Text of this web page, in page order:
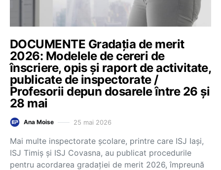
DOCUMENTE Gradația de merit
2026: Modelele de cereri de
înscriere, opis și raport de activitate,
publicate de inspectorate /
Profesorii depun dosarele între 26 și
28 mai
Ana Moise 25 mai 2026
Mai multe inspectorate școlare, printre care ISJ Iași,
ISJ Timiș și ISJ Covasna, au publicat procedurile
pentru acordarea gradației de merit 2026, împreună